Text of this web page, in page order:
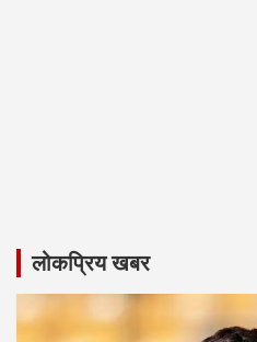
लोकप्रिय खबर